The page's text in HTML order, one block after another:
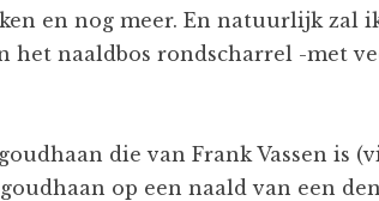
en nog meer. En natuurlijk zal
het naaldbos rondscharrel -met
die van Frank Vassen is
op een naald van een